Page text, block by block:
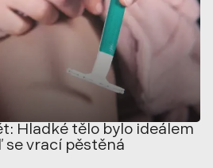
Hladké tělo bylo ideálem
se vrací pěstěná